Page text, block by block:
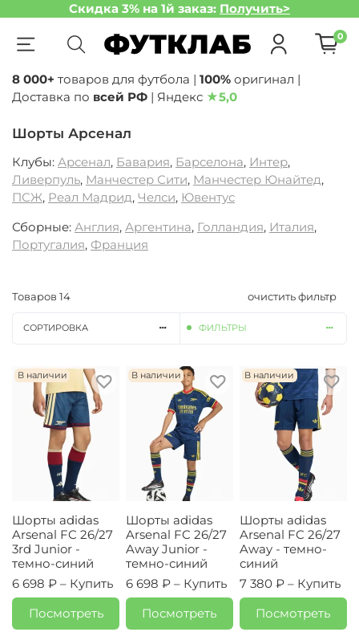
Скидка 3% на 1й заказ: Получить>
0
8 000+ товаров для футбола | 100% оригинал |
Доставка по всей РФ | Яндекс ★5,0
Шорты Арсенал
Клубы: Арсенал, Бавария, Барселона, Интер,
Ливерпуль, Манчестер Сити, Манчестер Юнайтед,
ПСЖ, Реал Мадрид, Челси, Ювентус
Сборные: Англия, Аргентина, Голландия, Италия,
Португалия, Франция
Товаров 14 очистить фильтр
СОРТИРОВКА ФИЛЬТРЫ
В наличии
Шорты adidas
Arsenal FC 26/27
3rd Junior -
темно-синий
6 698 ₽ – Купить
Посмотреть
В наличии
Шорты adidas
Arsenal FC 26/27
Away Junior -
темно-синий
6 698 ₽ – Купить
Посмотреть
В наличии
Шорты adidas
Arsenal FC 26/27
Away - темно-
синий
7 380 ₽ – Купить
Посмотреть